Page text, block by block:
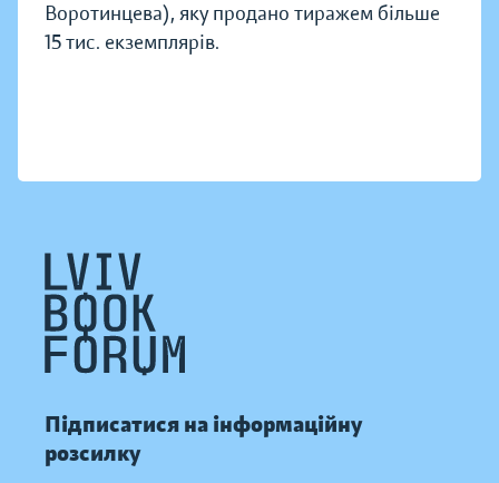
Воротинцева), яку продано тиражем більше
15 тис. екземплярів.
Підписатися на інформаційну
розсилку